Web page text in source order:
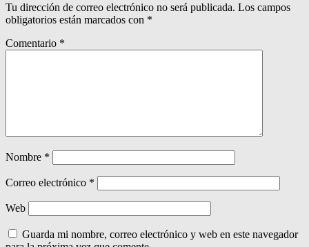
Tu dirección de correo electrónico no será publicada. Los campos
obligatorios están marcados con *
Comentario *
Nombre *
Correo electrónico *
Web
Guarda mi nombre, correo electrónico y web en este navegador